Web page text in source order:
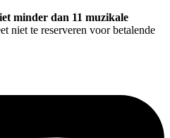
minder dan 11 muzikale
niet te reserveren voor betalende